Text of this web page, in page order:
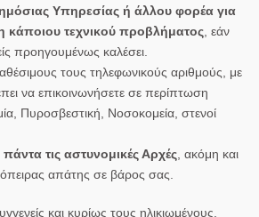
Υπηρεσίας ή άλλου φορέα για
κάποιου τεχνικού προβλήματος , εάν
προηγουμένως καλέσει.
τους τηλεφωνικούς αριθμούς, με
να επικοινωνήσετε σε περίπτωση
Πυροσβεστική, Νοσοκομεία, στενοί
τις αστυνομικές Αρχές , ακόμη και
απάτης σε βάρος σας.
και κυρίως τους ηλικιωμένους,